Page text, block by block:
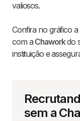
valiosos.
Confira no gráfico
com a Chaworkdo
instituição e
sem a